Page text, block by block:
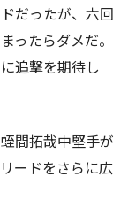
だったが、六回
ったらダメだ。
追撃を期待し
間拓哉中堅手が
ードをさらに広